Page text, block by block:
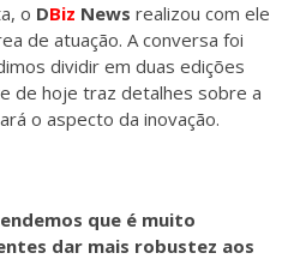
o DBiz News realizou com ele
de atuação. A conversa foi
dividir em duas edições
de hoje traz detalhes sobre a
o aspecto da inovação.
que é muito
dar mais robustez aos